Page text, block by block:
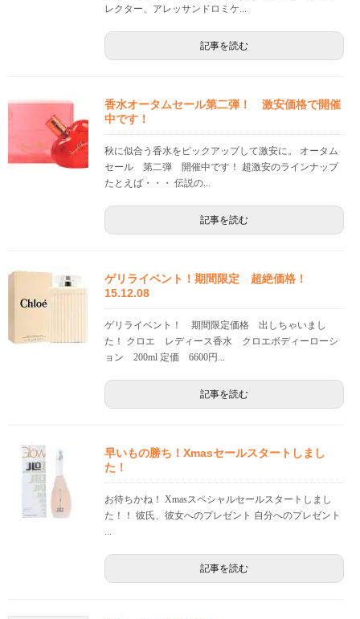
レクター、アレッサンドロミケ...
記事を読む
香水オータムセール第二弾！ 激安価格で開催
中です！
秋に似合う香水をピックアップして激安に。 オータム
セール 第二弾 開催中です！ 超激安のラインナップ
たとえば・・・ 伝説の...
記事を読む
ゲリライベント！期間限定 超絶価格！
15.12.08
ゲリライベント！ 期間限定価格 出しちゃいまし
た！ クロエ レディース香水 クロエボディーローシ
ョン 200ml 定価 6600円...
記事を読む
早いもの勝ち！Xmasセールスタートしまし
た！
お待ちかね！ Xmasスペシャルセールスタートしまし
た！！ 彼氏、彼女へのプレゼント 自分へのプレゼント
...
記事を読む